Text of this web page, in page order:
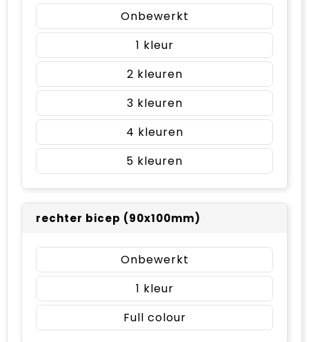
Onbewerkt
1
2
3
4
5
rechter bicep (90x100mm)
Onbewerkt
1
Full colour